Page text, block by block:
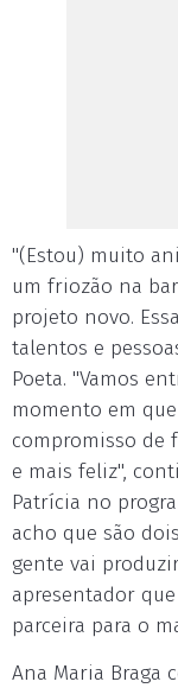
"(Estou) muito
um friozão na
projeto novo.
talentos e
Poeta. "Vamos
momento em
compromisso de
e mais feliz",
Patrícia no
acho que são
gente vai
apresentador
parceira para o
Ana Maria Braga